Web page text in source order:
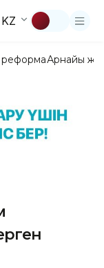
KZ
реформаАрнайы